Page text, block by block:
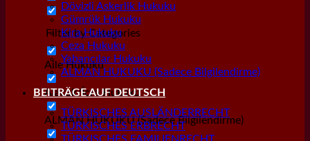
Filter by Categories
Aile Hukuku
Alacak/İcra Hukuku
ALMAN HUKUKU (Sadece Bilgilendirme)
Dövizli Askerlik Hukuku
Gümrük Hukuku
Kira Hukuku
Ceza Hukuku
Yabancılar Hukuku
ALMAN HUKUKU (Sadece Bilgilendirme)
BEITRÄGE AUF DEUTSCH
TÜRKISCHES AUSLÄNDERRECHT
TÜRKISCHES ERBRECHT